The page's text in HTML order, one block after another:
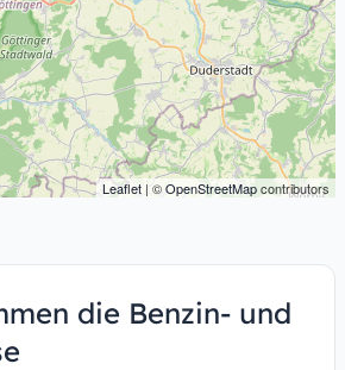
Leaflet | ©OpenStreetMapcontributors
die Benzin- und